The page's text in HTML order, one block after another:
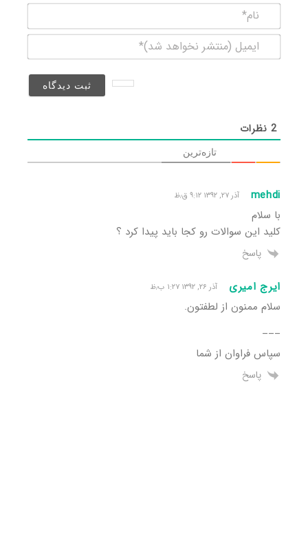
(منتشر
2نظرات
تازه‌ترین
mehdi آذر ۲۷, ۱۳۹۲ ۹:۱۲ ق٫ظ
با سلام
کلید این سوالات رو کجا باید پیدا کرد ؟
پاسخ
ایرج امیری آذر ۲۶, ۱۳۹۲ ۱:۲۷ ب٫ظ
سلام ممنون از لطفتون.
___
سپاس فراوان از شما
پاسخ